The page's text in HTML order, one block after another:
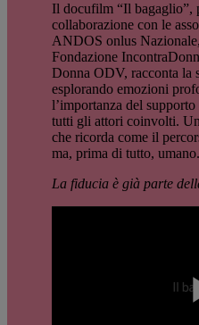
Il docufilm “Il bagaglio”,
collaborazione con le
ANDOS onlus
Fondazione
Donna ODV, racconta la
esplorando emozioni
l’importanza del
tutti gli attori coinvolti.
che ricorda come il
ma, prima di tutto, umano.
La fiducia è già parte